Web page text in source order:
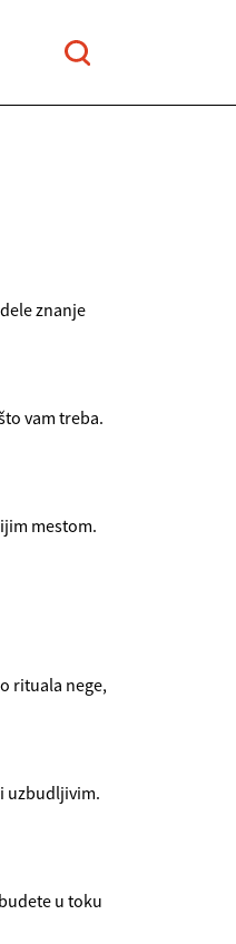
znanje
vam treba.
mestom.
rituala nege,
uzbudljivim.
u toku